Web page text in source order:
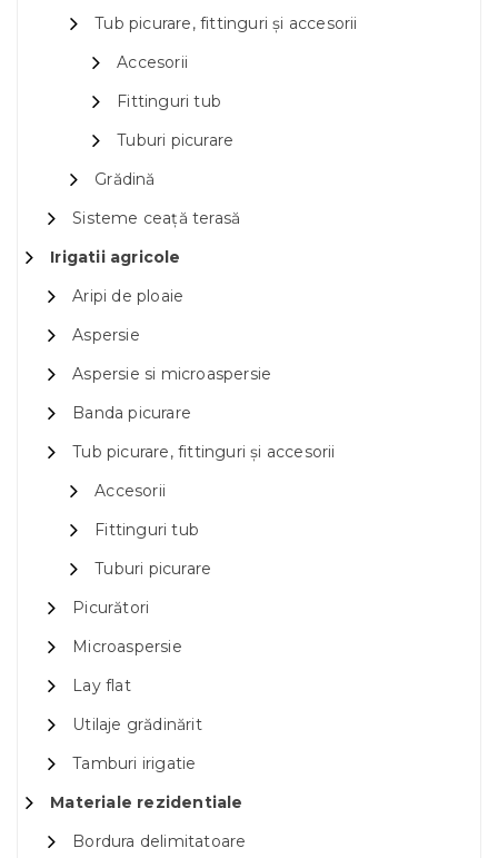
Tub picurare, fittinguri și accesorii
Accesorii
Fittinguri tub
Tuburi picurare
Grădină
Sisteme ceață terasă
Irigatii agricole
Aripi de ploaie
Aspersie
Aspersie si microaspersie
Banda picurare
Tub picurare, fittinguri și accesorii
Accesorii
Fittinguri tub
Tuburi picurare
Picurători
Microaspersie
Lay flat
Utilaje grădinărit
Tamburi irigatie
Materiale rezidentiale
Bordura delimitatoare